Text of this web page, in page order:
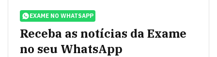
EXAME NO WHATSAPP
Receba as notícias da Exame
no seu WhatsApp